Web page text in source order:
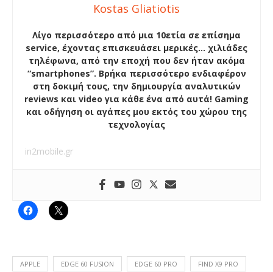
Kostas Gliatiotis
Λίγο περισσότερο από μια 10ετία σε επίσημα
service, έχοντας επισκευάσει μερικές… χιλιάδες
τηλέφωνα, από την εποχή που δεν ήταν ακόμα
“smartphones”. Βρήκα περισσότερο ενδιαφέρον
στη δοκιμή τους, την δημιουργία αναλυτικών
reviews και video για κάθε ένα από αυτά! Gaming
και οδήγηση οι αγάπες μου εκτός του χώρου της
τεχνολογίας
in2mobile.gr
APPLE EDGE 60 FUSION EDGE 60 PRO FIND X9 PRO